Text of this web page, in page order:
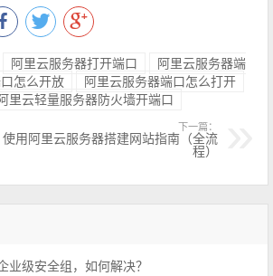
阿里云服务器打开端口
阿里云服务器端
怎么开放
阿里云服务器端口怎么打开
里云轻量服务器防火墙开端口
下一篇：
用阿里云服务器搭建网站指南（全流
程）
业级安全组，如何解决？